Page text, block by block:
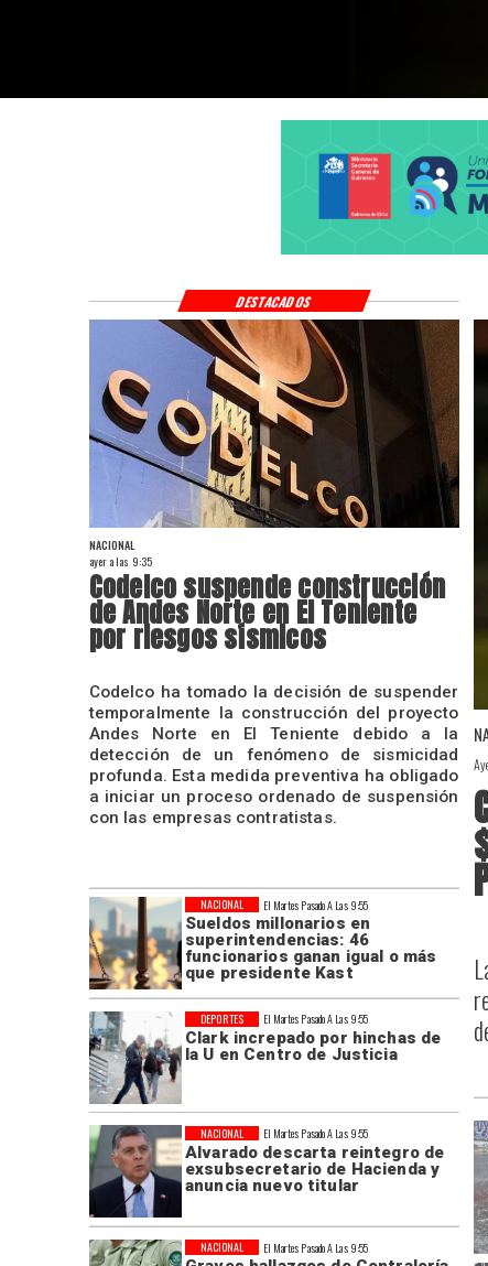
El Martes Pasado A Las 9:55
Sueldos millonarios en
superintendencias: 46
funcionarios ganan igual o más
que presidente Kast
NACIONAL
El Martes Pasado A Las 9:55
Clark increpado por hinchas de
la U en Centro de Justicia
DEPORTES
El Martes Pasado A Las 9:55
Alvarado descarta reintegro de
exsubsecretario de Hacienda y
anuncia nuevo titular
NACIONAL
El Martes Pasado A Las 9:55
NACIONAL
NACIONAL
ayer a las 9:35
Codelco suspende construcción
de Andes Norte en El Teniente
por riesgos sísmicos
Codelco ha tomado la decisión de suspender
temporalmente la construcción del proyecto
Andes Norte en El Teniente debido a la
detección de un fenómeno de sismicidad
profunda. Esta medida preventiva ha obligado
a iniciar un proceso ordenado de suspensión
con las empresas contratistas.
DESTACADOS